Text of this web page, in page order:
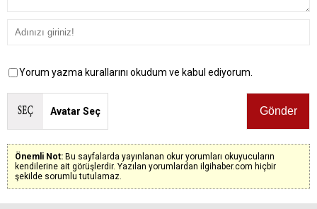
Yorum yazma kurallarını okudum ve kabul ediyorum.
Avatar Seç
Önemli Not: Bu sayfalarda yayınlanan okur yorumları okuyucuların
kendilerine ait görüşlerdir. Yazılan yorumlardan ilgihaber.com hiçbir
şekilde sorumlu tutulamaz.